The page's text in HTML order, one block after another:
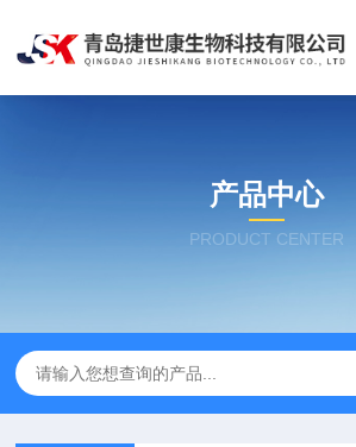
产品中心
PRODUCT CENTER